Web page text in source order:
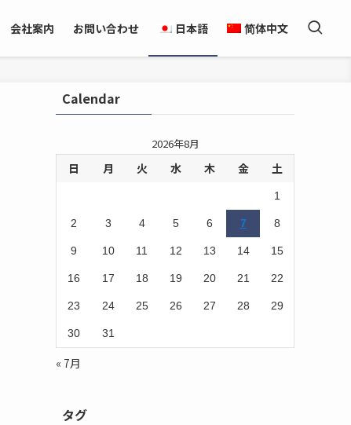
会社案内 お問い合わせ 日本語 简体中文
Calendar
2026年8月
日 月 火 水 木 金 土
1
2 3 4 5 6 7 8
9 10 11 12 13 14 15
16 17 18 19 20 21 22
23 24 25 26 27 28 29
30 31
« 7月
タグ